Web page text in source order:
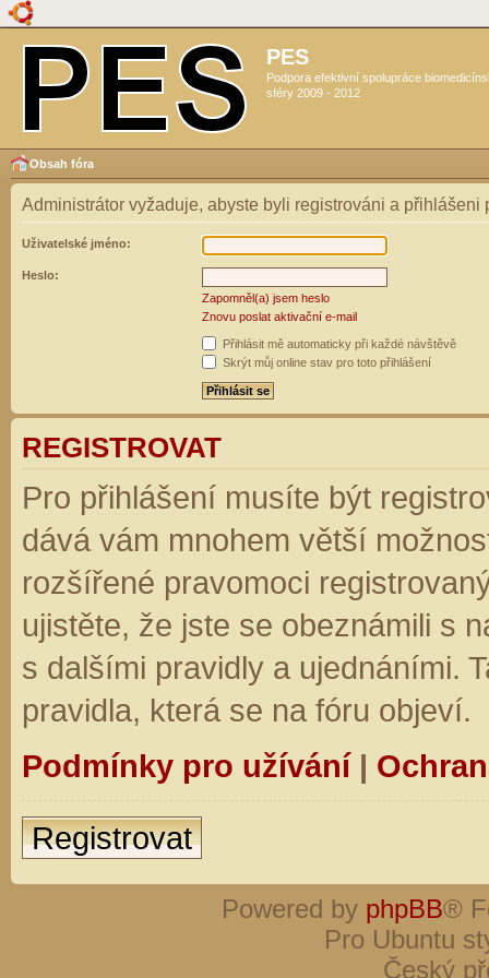
PES
Podpora efektivní spolupráce
sféry 2009 - 2012
Obsah fóra
Administrátor vyžaduje, abyste byli registrováni a přihlášeni
Uživatelské jméno:
Heslo:
Zapomněl(a) jsem heslo
Znovu poslat aktivační e-mail
Přihlásit mě automaticky při každé návštěvě
Skrýt můj online stav pro toto přihlášení
REGISTROVAT
Pro přihlášení musíte být
dává vám mnohem větší
rozšířené pravomoci
ujistěte, že jste se obeznámili s
s dalšími pravidly a ujednáními.
pravidla, která se na fóru objeví.
Podmínky pro užívání|
Registrovat
Powered by phpBB®
Pro Ubuntu
Český